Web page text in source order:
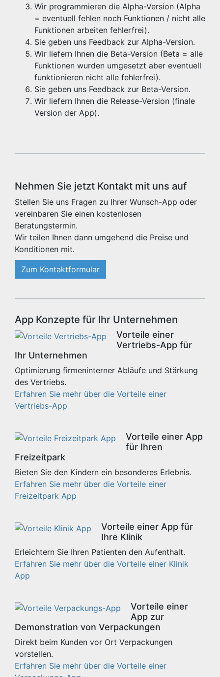
Wir programmieren die Alpha-Version (Alpha
= eventuell fehlen noch Funktionen / nicht alle
Funktionen arbeiten fehlerfrei).
Sie geben uns Feedback zur Alpha-Version.
Wir liefern Ihnen die Beta-Version (Beta = alle
Funktionen wurden umgesetzt aber eventuell
funktionieren nicht alle fehlerfrei).
Sie geben uns Feedback zur Beta-Version.
Wir liefern Ihnen die Release-Version (finale
Version der App).
Nehmen Sie jetzt Kontakt mit uns auf
Stellen Sie uns Fragen zu Ihrer Wunsch-App oder
vereinbaren Sie einen kostenlosen
Beratungstermin.
Wir teilen Ihnen dann umgehend die Preise und
Konditionen mit.
Zum Kontaktformular
App Konzepte für Ihr Unternehmen
Vorteile einer
Vertriebs-App für
Ihr Unternehmen
Optimierung firmeninterner Abläufe und Stärkung
des Vertriebs.
Erfahren Sie mehr über die Vorteile einer
Vertriebs-App
Vorteile einer App
für Ihren
Freizeitpark
Bieten Sie den Kindern ein besonderes Erlebnis.
Erfahren Sie mehr über die Vorteile einer
Freizeitpark App
Vorteile einer App für
Ihre Klinik
Erleichtern Sie Ihren Patienten den Aufenthalt.
Erfahren Sie mehr über die Vorteile einer Klinik
App
Vorteile einer
App zur
Demonstration von Verpackungen
Direkt beim Kunden vor Ort Verpackungen
vorstellen.
Erfahren Sie mehr über die Vorteile einer